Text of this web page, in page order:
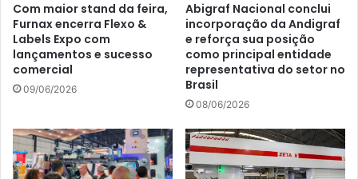
Com maior stand da feira,
Furnax encerra Flexo &
Labels Expo com
lançamentos e sucesso
comercial
09/06/2026
Abigraf Nacional conclui
incorporação da Andigraf
e reforça sua posição
como principal entidade
representativa do setor no
Brasil
08/06/2026